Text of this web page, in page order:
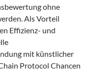
ohne
Als Vorteil
Effizienz- und
mit künstlicher
Protocol Chancen